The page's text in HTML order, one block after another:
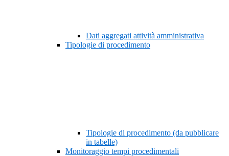
Dati aggregati attività amministrativa
Tipologie di procedimento
Tipologie di procedimento (da pubblicare
in tabelle)
Monitoraggio tempi procedimentali